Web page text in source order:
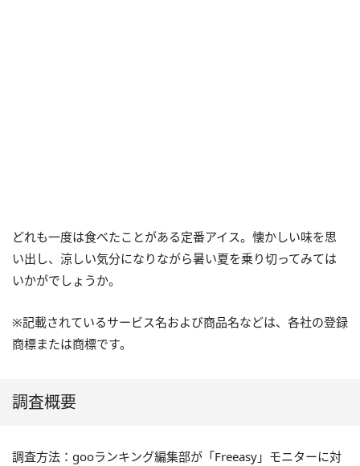
どれも一度は食べたことがある定番アイス。懐かしい味を思
い出し、涼しい気分になりながら暑い夏を乗り切ってみては
いかがでしょうか。
※記載されているサービス名および商品名などは、各社の登録
商標または商標です。
調査概要
調査方法：gooランキング編集部が「Freeasy」モニターに対